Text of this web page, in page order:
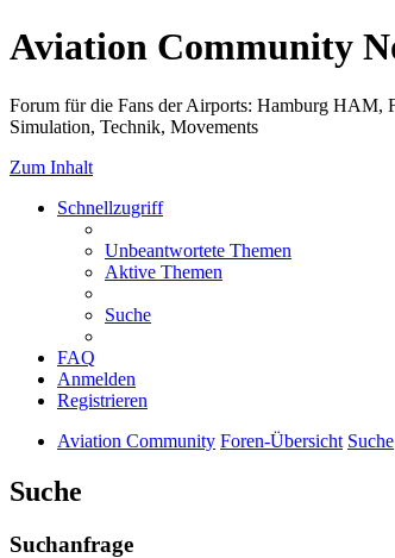
Aviation Community
Forum für die Fans der Airports: Hamburg
Simulation, Technik, Movements
Zum Inhalt
Schnellzugriff
Unbeantwortete Themen
Aktive Themen
Suche
FAQ
Anmelden
Registrieren
Aviation Community Foren-Übersicht Suche
Suche
Suchanfrage